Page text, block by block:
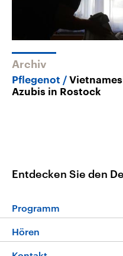
Archiv
Pflegenot
Azubis in Rostock
Entdecken Sie den
Programm
Programm
Hören
Livestream